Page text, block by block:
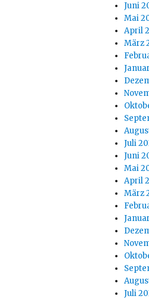
Juni
Mai
April
März
Juli
Juni
Mai
April
März
Juli